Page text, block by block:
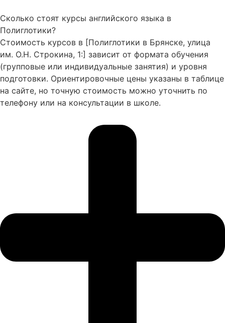
Сколько стоят курсы английского языка в
Полиглотики?
Стоимость курсов в [Полиглотики в Брянске, улица
им. О.Н. Строкина, 1:] зависит от формата обучения
(групповые или индивидуальные занятия) и уровня
подготовки. Ориентировочные цены указаны в таблице
на сайте, но точную стоимость можно уточнить по
телефону или на консультации в школе.